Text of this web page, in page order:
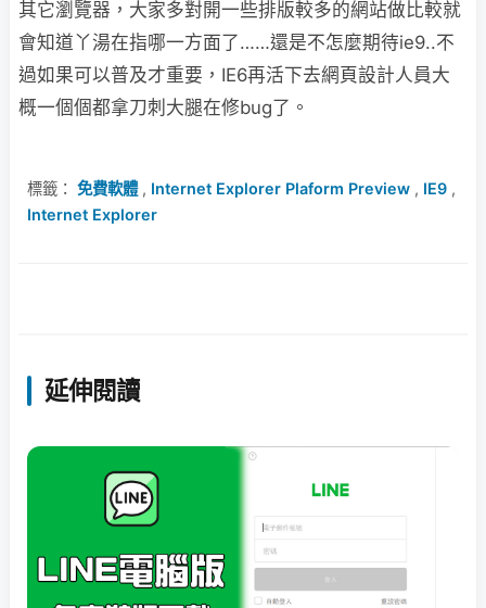
其它瀏覽器，大家多對開一些排版較多的網站做比較就
會知道丫湯在指哪一方面了……還是不怎麼期待ie9..不
過如果可以普及才重要，IE6再活下去網頁設計人員大
概一個個都拿刀刺大腿在修bug了。
標籤： 免費軟體, Internet Explorer Plaform Preview , IE9 ,
Internet Explorer
延伸閱讀